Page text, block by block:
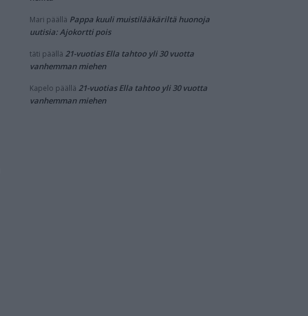
Mari päällä Pappa kuuli muistilääkäriltä huonoja
uutisia: Ajokortti pois
täti päällä 21-vuotias Ella tahtoo yli 30 vuotta
vanhemman miehen
Kapelo päällä 21-vuotias Ella tahtoo yli 30 vuotta
vanhemman miehen